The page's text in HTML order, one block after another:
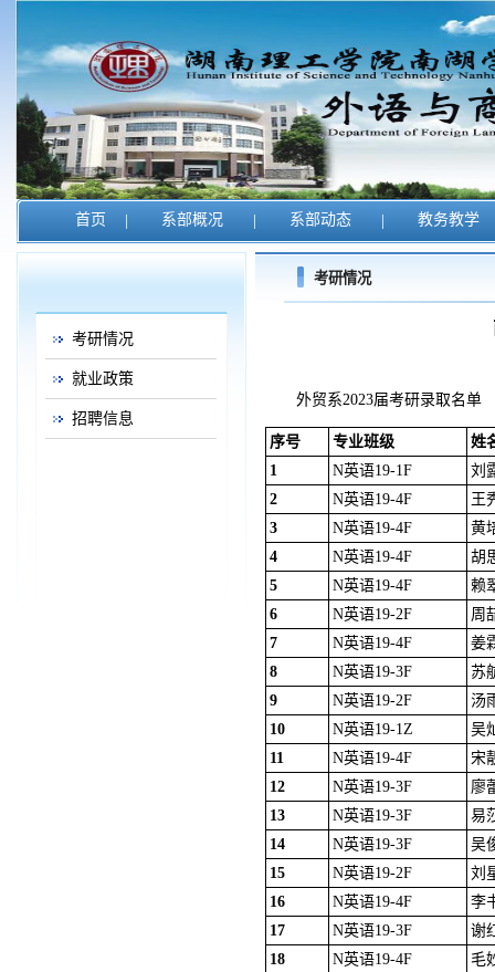
首页 | 系部概况 | 系部动态 | 教务教学
考研情况
就业政策
招聘信息
考研情况
外贸系2023届考研录取名单
序号 专业班级
姓
1
N英语19-1F
刘
2
N英语19-4F
王
3
N英语19-4F
黄
4
N英语19-4F
胡
5
N英语19-4F
赖
6
N英语19-2F
周
7
N英语19-4F
姜
8
N英语19-3F
苏
9
N英语19-2F
汤
10
N英语19-1Z
吴
11
N英语19-4F
宋
12
N英语19-3F
廖
13
N英语19-3F
易
14
N英语19-3F
吴
15
N英语19-2F
刘
16
N英语19-4F
李
17
N英语19-3F
谢
18
N英语19-4F
毛